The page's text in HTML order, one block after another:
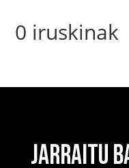
0 iruskinak
JARRAITU